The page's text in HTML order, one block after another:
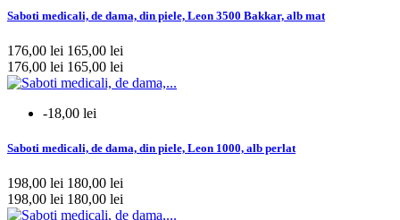
pluta
6
poliuretan 480
mai multe... mai putine
Bareta
nu 193
mai multe... mai putine
Pret
Saboti medicali, de dama, din piele, Leon 3500 Bakkar, alb mat
176,00 lei 165,00 lei
176,00 lei 165,00 lei
-18,00 lei
Saboti medicali, de dama, din piele, Leon 1000, alb perlat
198,00 lei 180,00 lei
198,00 lei 180,00 lei